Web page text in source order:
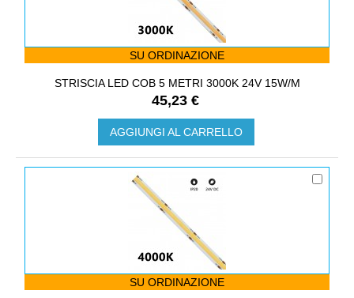
SU ORDINAZIONE
STRISCIA LED COB 5 METRI 3000K 24V 15W/M
45,23 €
AGGIUNGI AL CARRELLO
SU ORDINAZIONE